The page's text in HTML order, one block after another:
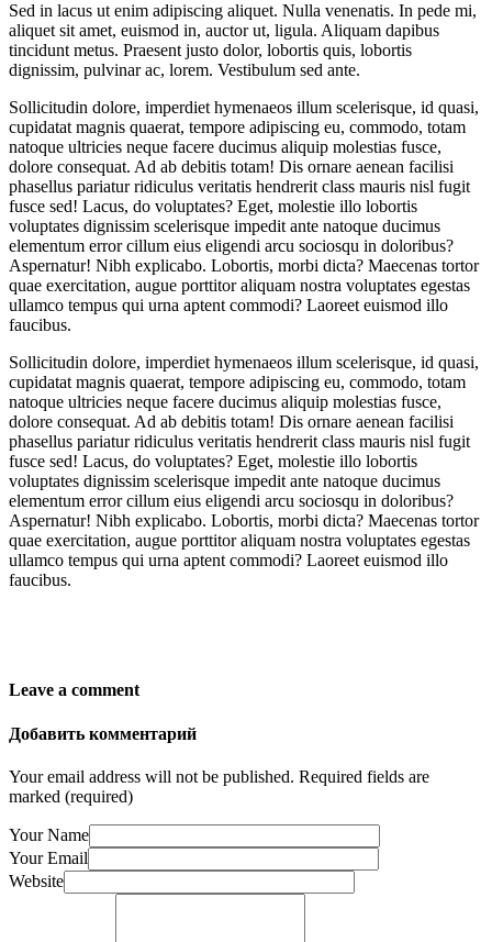
Sed in lacus ut enim adipiscing aliquet. Nulla venenatis. In pede mi,
aliquet sit amet, euismod in, auctor ut, ligula. Aliquam dapibus
tincidunt metus. Praesent justo dolor, lobortis quis, lobortis
dignissim, pulvinar ac, lorem. Vestibulum sed ante.
Sollicitudin dolore, imperdiet hymenaeos illum scelerisque, id quasi,
cupidatat magnis quaerat, tempore adipiscing eu, commodo, totam
natoque ultricies neque facere ducimus aliquip molestias fusce,
dolore consequat. Ad ab debitis totam! Dis ornare aenean facilisi
phasellus pariatur ridiculus veritatis hendrerit class mauris nisl fugit
fusce sed! Lacus, do voluptates? Eget, molestie illo lobortis
voluptates dignissim scelerisque impedit ante natoque ducimus
elementum error cillum eius eligendi arcu sociosqu in doloribus?
Aspernatur! Nibh explicabo. Lobortis, morbi dicta? Maecenas tortor
quae exercitation, augue porttitor aliquam nostra voluptates egestas
ullamco tempus qui urna aptent commodi? Laoreet euismod illo
faucibus.
Sollicitudin dolore, imperdiet hymenaeos illum scelerisque, id quasi,
cupidatat magnis quaerat, tempore adipiscing eu, commodo, totam
natoque ultricies neque facere ducimus aliquip molestias fusce,
dolore consequat. Ad ab debitis totam! Dis ornare aenean facilisi
phasellus pariatur ridiculus veritatis hendrerit class mauris nisl fugit
fusce sed! Lacus, do voluptates? Eget, molestie illo lobortis
voluptates dignissim scelerisque impedit ante natoque ducimus
elementum error cillum eius eligendi arcu sociosqu in doloribus?
Aspernatur! Nibh explicabo. Lobortis, morbi dicta? Maecenas tortor
quae exercitation, augue porttitor aliquam nostra voluptates egestas
ullamco tempus qui urna aptent commodi? Laoreet euismod illo
faucibus.
Leave a comment
Добавить комментарий
Your email address will not be published. Required fields are
marked (required)
Your Name
Your Email
Website